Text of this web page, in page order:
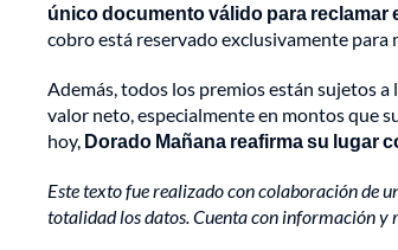
único documento válido para reclamar
cobro está reservado exclusivamente
Además, todos los premios están sujetos
valor neto, especialmente en montos que
hoy, Dorado Mañana reafirma su lugar
Este texto fue realizado con colaboración de
totalidad los datos. Cuenta con información